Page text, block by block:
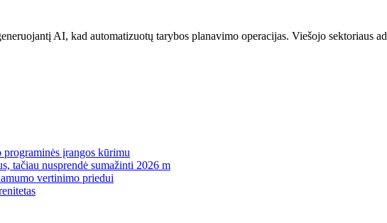
AI, kad automatizuotų tarybos planavimo operacijas. Viešojo sektoriaus
programinės įrangos kūrimu
tačiau nusprendė sumažinti 2026 m
vertinimo priedui